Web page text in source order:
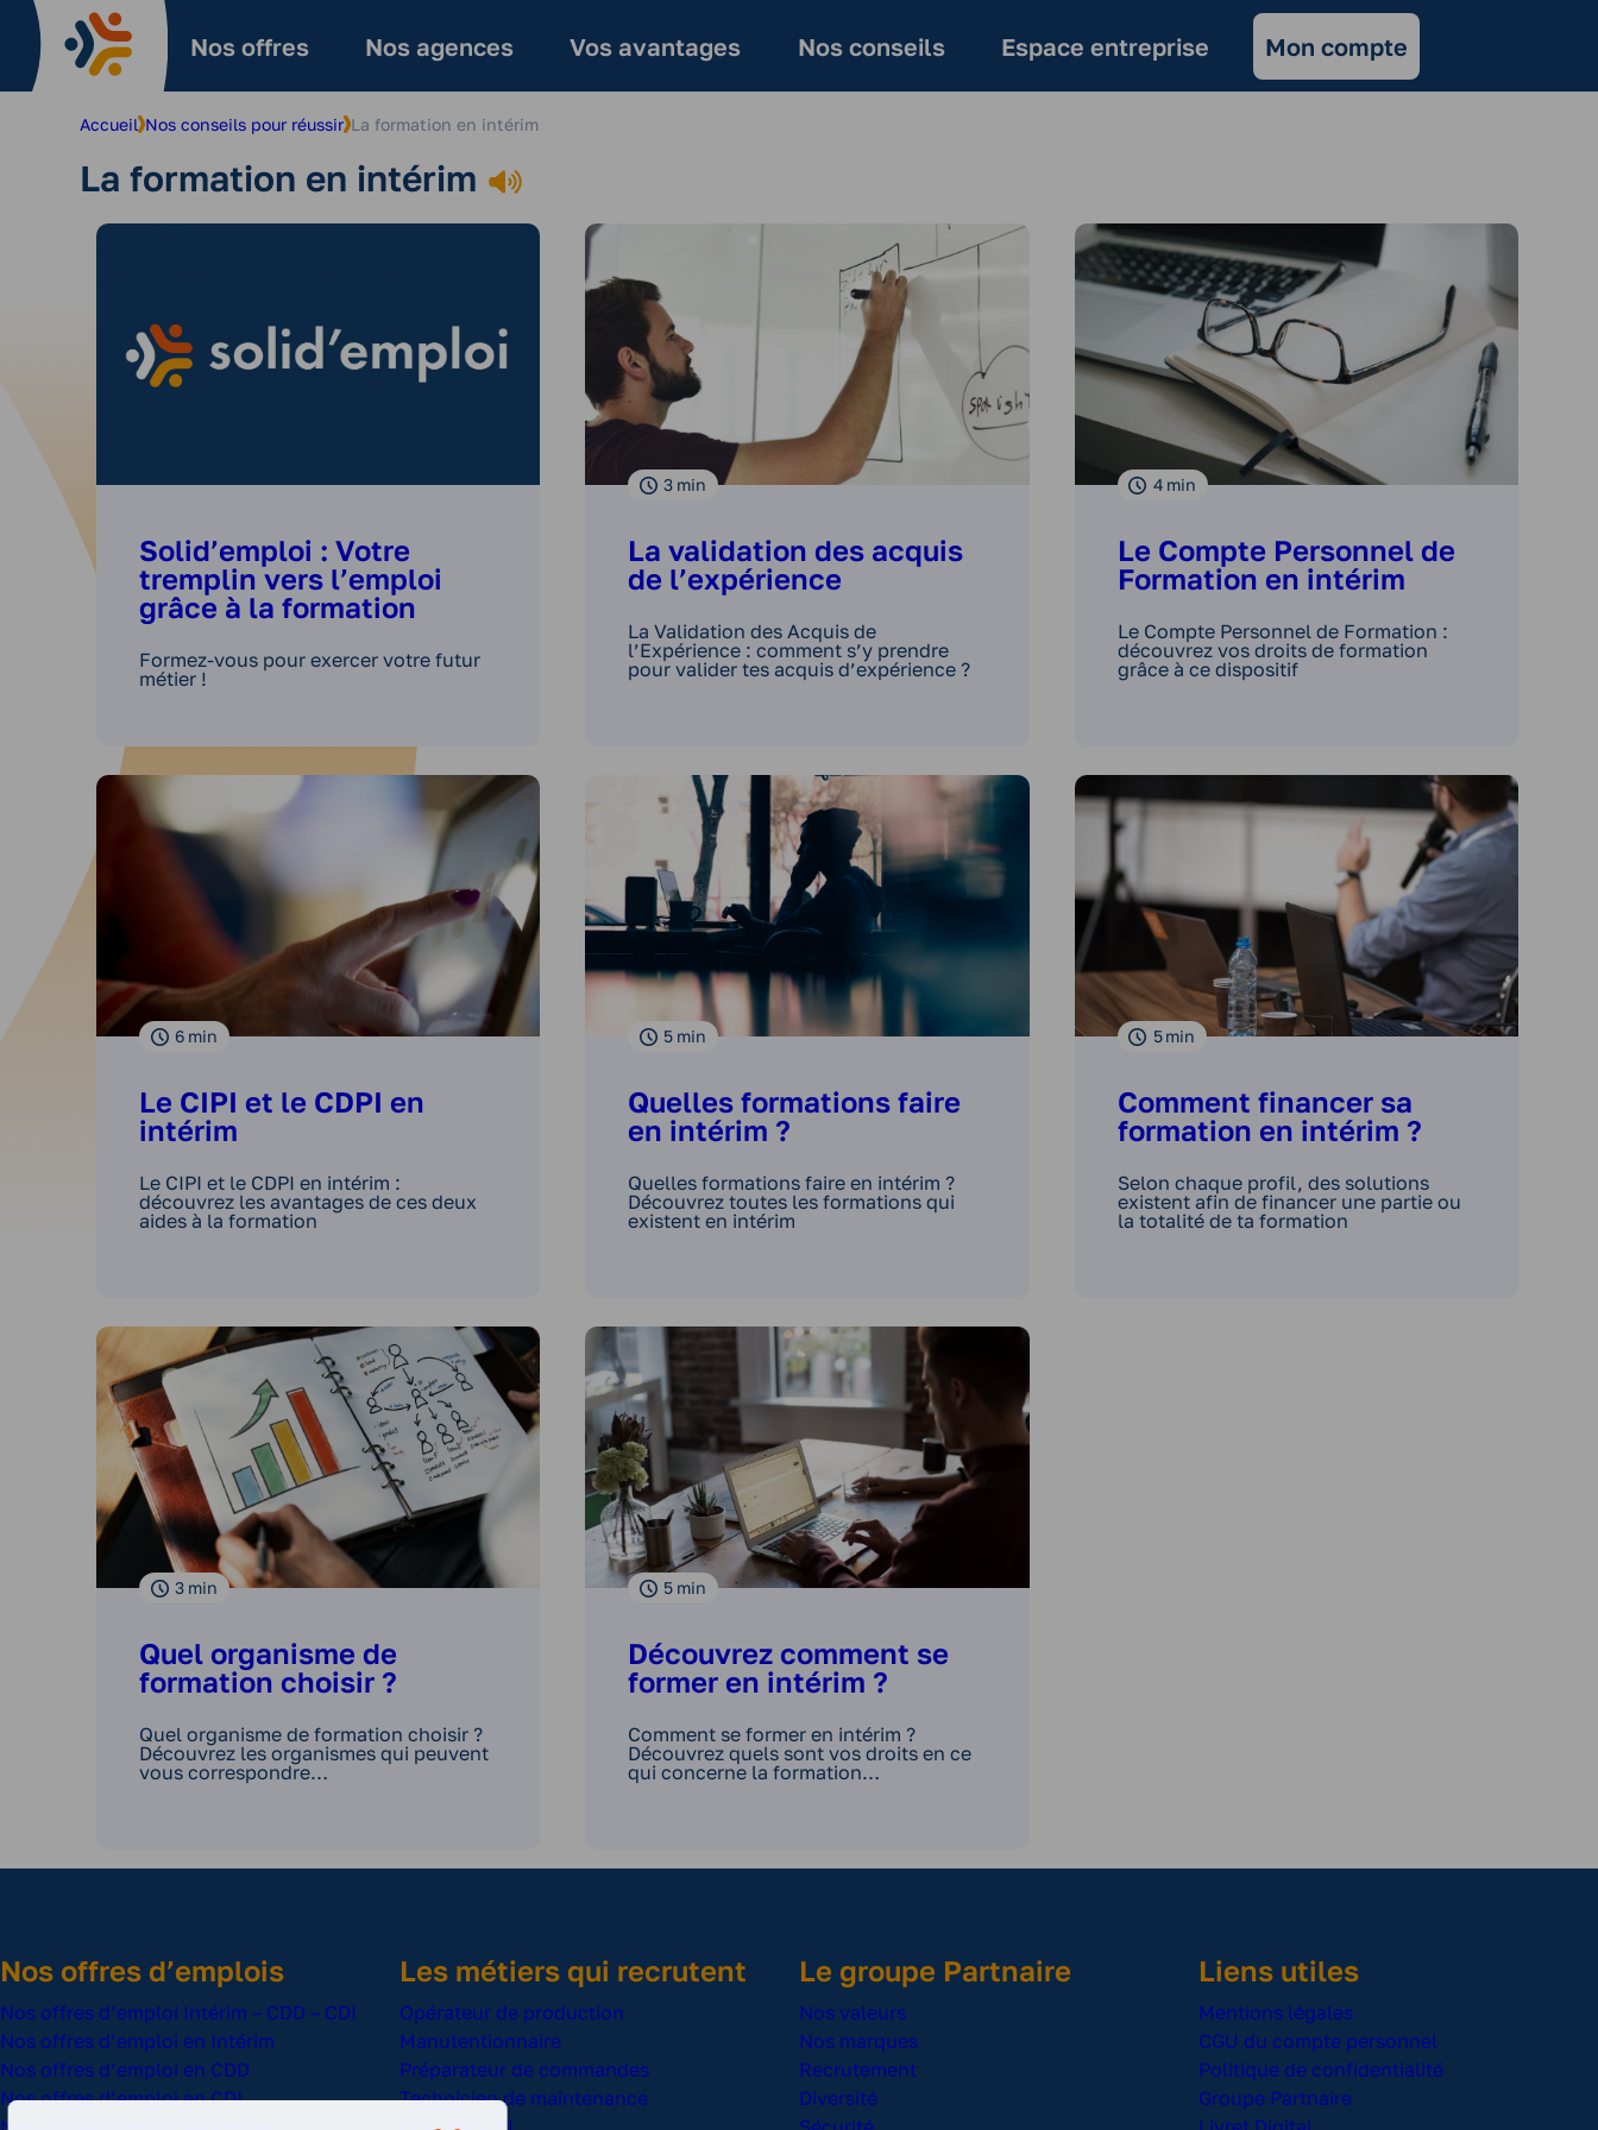
Aller
contenu
Nos offres Nos agences Vos avantages Nos conseils Espace entreprise Mon compte
Accueil Nos conseils pour réussir La formation en intérim
La formation en intérim
Solid’emploi : Votre
tremplin vers l’emploi
grâce à la formation
Formez-vous pour exercer votre futur
métier !
3 min
La validation des acquis
de l’expérience
La Validation des Acquis de
l’Expérience : comment s’y prendre
pour valider tes acquis d’expérience ?
4 min
Le Compte Personnel de
Formation en intérim
Le Compte Personnel de Formation :
découvrez vos droits de formation
grâce à ce dispositif
6 min
Le CIPI et le CDPI en
intérim
Le CIPI et le CDPI en intérim :
découvrez les avantages de ces deux
aides à la formation
5 min
Quelles formations faire
en intérim ?
Quelles formations faire en intérim ?
Découvrez toutes les formations qui
existent en intérim
5 min
Comment financer sa
formation en intérim ?
Selon chaque profil, des solutions
existent afin de financer une partie ou
la totalité de ta formation
3 min
Quel organisme de
formation choisir ?
Quel organisme de formation choisir ?
Découvrez les organismes qui peuvent
vous correspondre…
5 min
Découvrez comment se
former en intérim ?
Comment se former en intérim ?
Découvrez quels sont vos droits en ce
qui concerne la formation…
Nos offres d’emplois
Nos offres d’emploi Intérim – CDD – CDI
Nos offres d’emploi en Intérim
Nos offres d’emploi en CDD
Nos offres d’emploi en CDI
Les métiers qui recrutent
Opérateur de production
Manutentionnaire
Préparateur de commandes
Technicien de maintenance
Le groupe Partnaire
Nos valeurs
Nos marques
Recrutement
Diversité
Liens utiles
Mentions légales
CGU du compte personnel
Politique de confidentialité
Groupe Partnaire